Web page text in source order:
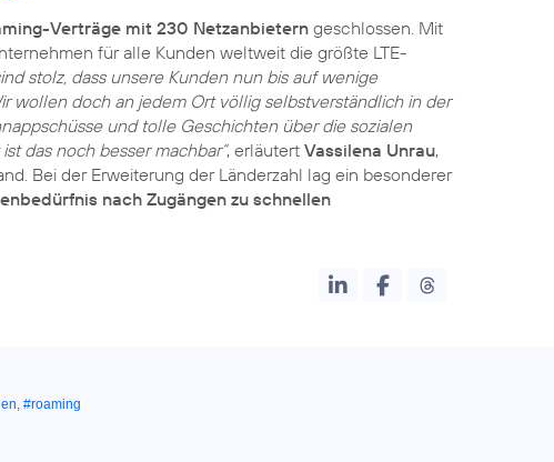
Verträge mit 230 Netzanbietern geschlossen. Mit
für alle Kunden weltweit die größte LTE-
stolz, dass unsere Kunden nun bis auf wenige
wollen doch an jedem Ort völlig selbstverständlich in der
und tolle Geschichten über die sozialen
das noch besser machbar“, erläutert Vassilena Unrau,
Bei der Erweiterung der Länderzahl lag ein besonderer
nach Zugängen zu schnellen
, #roaming